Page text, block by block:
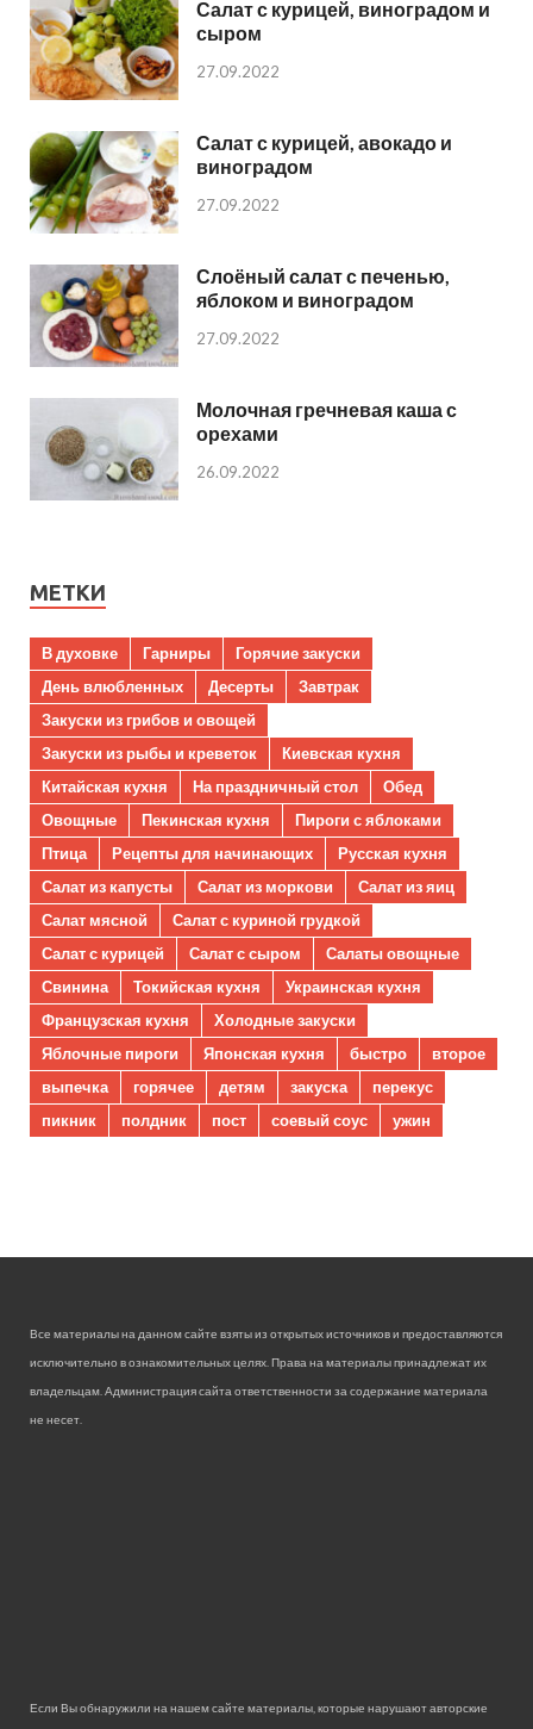
Салат с курицей, виноградом и
сыром
27.09.2022
Салат с курицей, авокадо и
виноградом
27.09.2022
Слоёный салат с печенью,
яблоком и виноградом
27.09.2022
Молочная гречневая каша с
орехами
26.09.2022
МЕТКИ
В духовке Гарниры
Горячие закуски
День влюбленных
Десерты
Завтрак
Закуски из грибов и овощей
Закуски из рыбы и креветок
Киевская кухня
Китайская кухня
На праздничный стол
Обед
Овощные
Пекинская кухня
Пироги с яблоками
Птица
Рецепты для начинающих
Русская кухня
Салат из капусты
Салат из моркови
Салат из яиц
Салат мясной
Салат с куриной грудкой
Салат с курицей
Салат с сыром
Салаты овощные
Свинина
Токийская кухня
Украинская кухня
Французская кухня
Холодные закуски
Яблочные пироги
Японская кухня быстро
второе
выпечка
горячее детям закуска
перекус
пикник
полдник пост соевый соус ужин
Все материалы на данном сайте взяты из открытых источников и предоставляются
исключительно в ознакомительных целях. Права на материалы принадлежат их
владельцам. Администрация сайта ответственности за содержание материала
не несет.
Если Вы обнаружили на нашем сайте материалы, которые нарушают авторские